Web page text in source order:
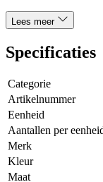
Lees meer
Specificaties
Categorie
Artikelnummer
Eenheid
Aantallen per
Merk
Kleur
Maat